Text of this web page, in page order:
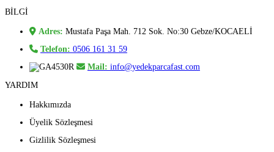
BİLGİ
Adres: Mustafa Paşa Mah. 712 Sok. No:30 Gebze/KOCAELİ
Telefon: 0506 161 31 59
Mail: info@yedekparcafast.com
YARDIM
Hakkımızda
Üyelik Sözleşmesi
Gizlilik Sözleşmesi